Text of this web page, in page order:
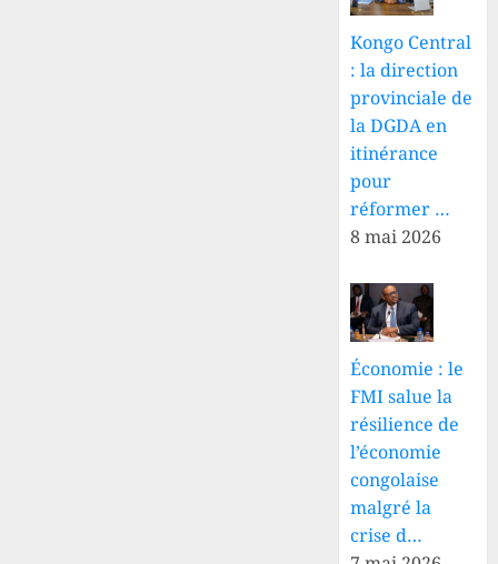
Kongo Central
: la direction
provinciale de
la DGDA en
itinérance
pour
réformer …
8 mai 2026
Économie : le
FMI salue la
résilience de
l’économie
congolaise
malgré la
crise d…